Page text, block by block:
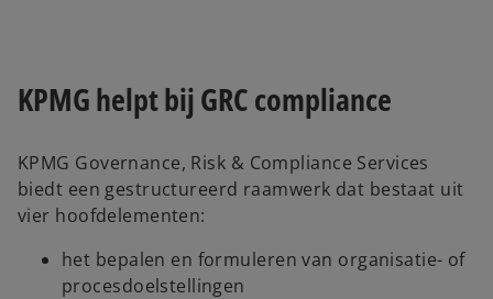
KPMG helpt bij GRC compliance
KPMG Governance, Risk & Compliance Services
biedt een gestructureerd raamwerk dat bestaat uit
vier hoofdelementen:
het bepalen en formuleren van organisatie- of
procesdoelstellingen